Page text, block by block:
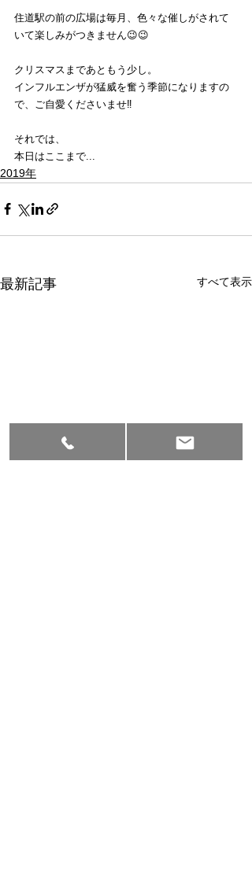
住道駅の前の広場は毎月、色々な催しがされて
いて楽しみがつきません😉😉
クリスマスまであともう少し。
インフルエンザが猛威を奮う季節になりますの
で、ご自愛くださいませ‼️
それでは、
本日はここまで...
2019年
最新記事 すべて表示